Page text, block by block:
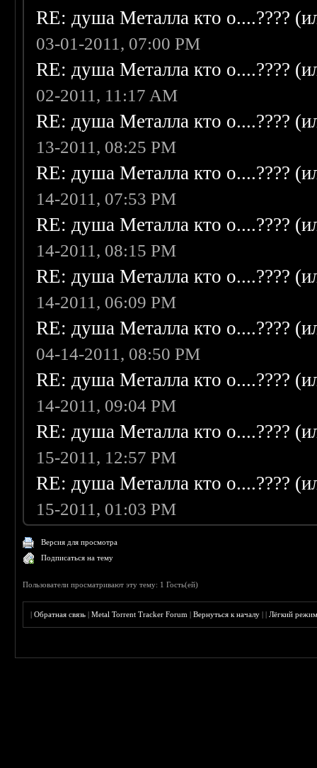
RE: душа Металла кто о....????
03-01-2011, 07:00 PM
RE: душа Металла кто о....????
02-2011, 11:17 AM
RE: душа Металла кто о....????
13-2011, 08:25 PM
RE: душа Металла кто о....????
14-2011, 07:53 PM
RE: душа Металла кто о....????
14-2011, 08:15 PM
RE: душа Металла кто о....????
14-2011, 06:09 PM
RE: душа Металла кто о....????
04-14-2011, 08:50 PM
RE: душа Металла кто о....????
14-2011, 09:04 PM
RE: душа Металла кто о....????
15-2011, 12:57 PM
RE: душа Металла кто о....????
15-2011, 01:03 PM
Версия для просмотра
Подписаться на тему
Пользователи просматривают эту тему: 1 Гость(ей)
|Обратная связь |Metal Torrent Tracker Forum |Вернуться к началу ||Лёгкий